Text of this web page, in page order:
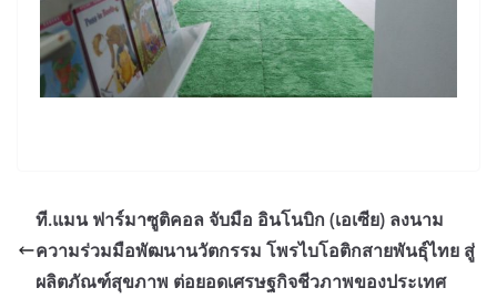
ที.แมน ฟาร์มาซูติคอล จับมือ อินโนบิก (เอเซีย) ลงนาม
ความร่วมมือพัฒนานวัตกรรม โพรไบโอติกสายพันธุ์ไทย สู่
ผลิตภัณฑ์สุขภาพ ต่อยอดเศรษฐกิจชีวภาพของประเทศ